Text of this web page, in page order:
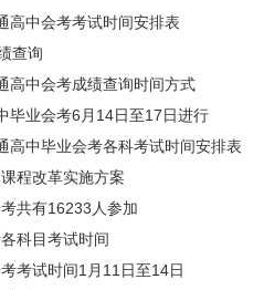
高中会考考试时间安排表
查询
高中会考成绩查询时间方式
毕业会考6月14日至17日进行
高中毕业会考各科考试时间安排表
程改革实施方案
共有16233人参加
科目考试时间
考试时间1月11日至14日